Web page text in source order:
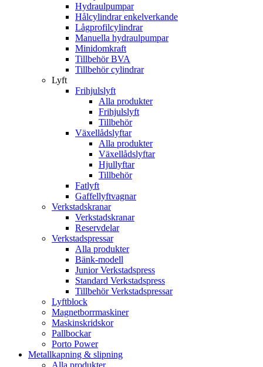
Hydraulpumpar
Hålcylindrar enkelverkande
Lågprofilcylindrar
Manuella hydraulpumpar
Minidomkraft
Tillbehör BVA
Tillbehör cylindrar
Lyft
Frihjulslyft
Alla produkter
Frihjulslyft
Tillbehör
Växellådslyftar
Alla produkter
Växellådslyftar
Hjullyftar
Tillbehör
Fatlyft
Gaffellyftvagnar
Verkstadskranar
Verkstadskranar
Reservdelar
Verkstadspressar
Alla produkter
Bänk-modell
Junior Verkstadspress
Standard Verkstadspress
Tillbehör Verkstadspressar
Lyftblock
Magnetborrmaskiner
Maskinskridskor
Pallbockar
Porto Power
Metallkapning & slipning
Alla produkter